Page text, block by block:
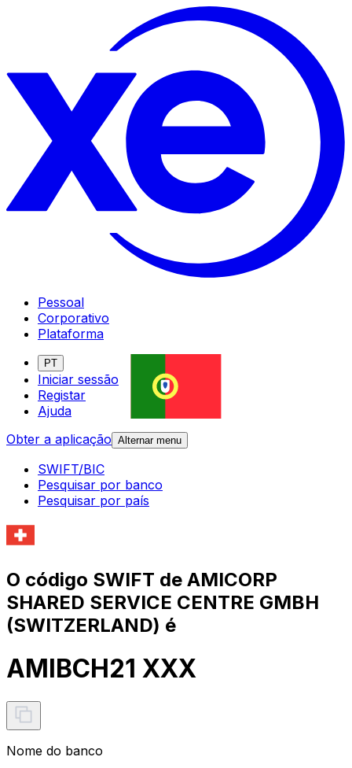
Pessoal
Corporativo
Plataforma
PT
Iniciar sessão
Registar
Ajuda
Obter a aplicação Alternar menu
SWIFT/BIC
Pesquisar por banco
Pesquisar por país
O código SWIFT de AMICORP
SHARED SERVICE CENTRE GMBH
(SWITZERLAND) é
AMIBCH21 XXX
Nome do banco